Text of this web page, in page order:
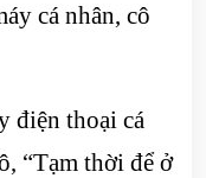
cá nhân, cô
điện thoại cá
“Tạm thời để ở